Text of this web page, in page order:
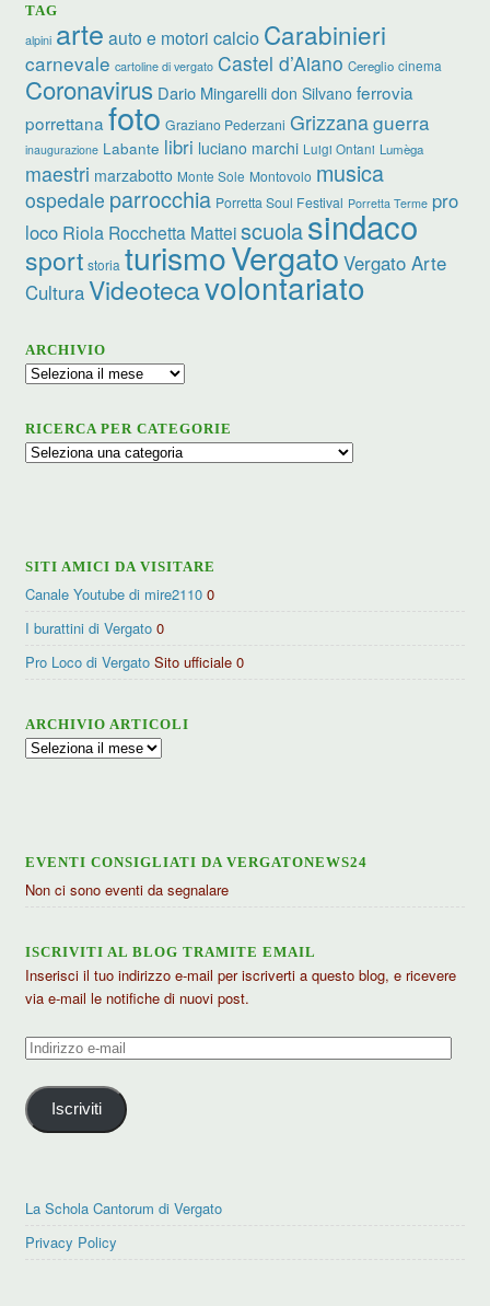
TAG
alpini arte auto e motori calcio Carabinieri
carnevale cartoline di vergato Castel d’Aiano Cereglio cinema
Coronavirus Dario Mingarelli don Silvano ferrovia
porrettana foto Graziano Pederzani Grizzanaguerra
inaugurazione Labante libri luciano marchi Luigi Ontani Lumèga
maestri marzabotto Monte Sole Montovolo musica
ospedale parrocchia Porretta Soul Festival Porretta Terme pro
loco Riola Rocchetta Matteiscuolasindaco
sport storia turismoVergato Vergato Arte
CulturaVideotecavolontariato
ARCHIVIO
Archivio
RICERCA PER CATEGORIE
Ricerca
SITI AMICI DA VISITARE
Canale Youtube di mire2110 0
I burattini di Vergato 0
Pro Loco di Vergato Sito ufficiale 0
ARCHIVIO ARTICOLI
Archivio
EVENTI CONSIGLIATI DA VERGATONEWS24
Non ci sono eventi da segnalare
ISCRIVITI AL BLOG TRAMITE EMAIL
Inserisci il tuo indirizzo e-mail per iscriverti a questo blog, e ricevere
via e-mail le notifiche di nuovi post.
Indirizzo
mail
Iscriviti
La Schola Cantorum di Vergato
Privacy Policy